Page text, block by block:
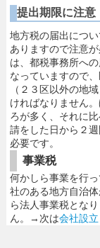
提出期限に注意
地方税の届出につ
ありますので注意
は、都税事務所へ
なっていますので
（２３区以外の地
ければなりません
ろが多く、それに
請をした日から２
必要です。
事業税
何かしら事業を行
社のある地方自治
ら法人事業税とな
ん。→次は会社設